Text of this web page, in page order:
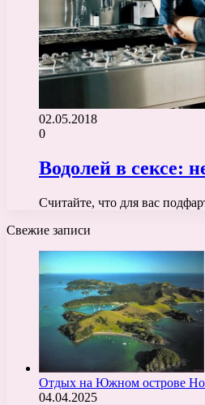
02.05.2018
0
Водолей в сексе:
Считайте, что для вас
Свежие записи
Отдых на Южном острове
04.04.2025